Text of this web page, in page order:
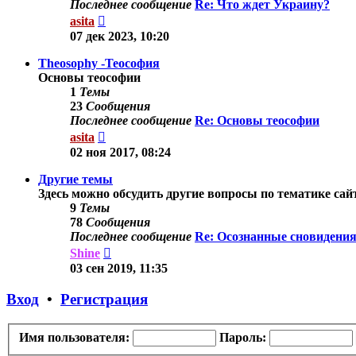
Последнее сообщение Re: Что ждет Украину?
asita
к
сообщению
07 дек 2023, 10:20
Theosophy -Теософия
Основы теософии
1 Темы
23 Сообщения
Последнее сообщение Re: Основы теософии
asita
к
сообщению
02 ноя 2017, 08:24
Другие темы
Здесь можно обсудить другие вопросы по тематике
9 Темы
78 Сообщения
Последнее сообщение Re: Осознанные
Shine
к
03 сен 2019, 11:35
Вход • Регистрация
Имя пользователя: Пароль: